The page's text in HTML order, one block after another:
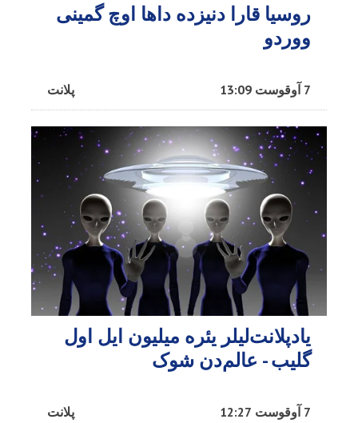
روسیا قارا دنیزده داها اوچ گمینی
ووردو
پلانت 7 آوقوست 13:09
یادپلانت‌لیلر یئره میلیون ایل اول
گلیب - عالم‌دن شوک
پلانت 7 آوقوست 12:27